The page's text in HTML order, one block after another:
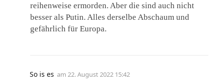
reihenweise ermorden. Aber die sind auch nicht
besser als Putin. Alles derselbe Abschaum und
gefährlich für Europa.
So is es am 22. August 2022 15:42